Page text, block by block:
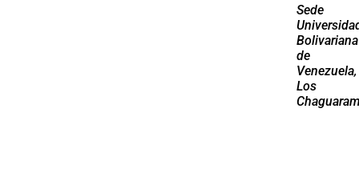
Sede
Bolivariana
de
Venezuela,
Los